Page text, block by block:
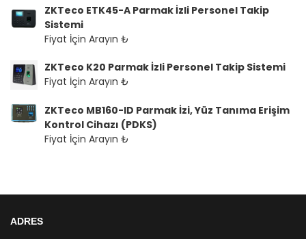
ZKTeco ETK45-A Parmak İzli Personel Takip
Sistemi
Fiyat İçin Arayın ₺
ZKTeco K20 Parmak İzli Personel Takip Sistemi
Fiyat İçin Arayın ₺
ZKTeco MB160-ID Parmak İzi, Yüz Tanıma Erişim
Kontrol Cihazı (PDKS)
Fiyat İçin Arayın ₺
ADRES